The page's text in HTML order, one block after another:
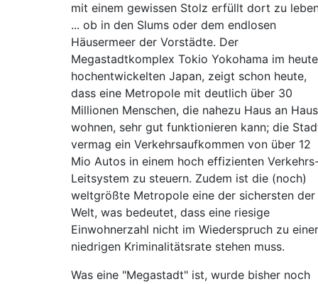
mit einem gewissen Stolz erfüllt dort zu
... ob in den Slums oder dem endlosen
Häusermeer der Vorstädte. Der
Megastadtkomplex Tokio Yokohama im heute
hochentwickelten Japan, zeigt schon heute,
dass eine Metropole mit deutlich über 30
Millionen Menschen, die nahezu Haus an Haus
wohnen, sehr gut funktionieren kann; die
vermag ein Verkehrsaufkommen von über 12
Mio Autos in einem hoch effizienten
Leitsystem zu steuern. Zudem ist die (noch)
weltgrößte Metropole eine der sichersten der
Welt, was bedeutet, dass eine riesige
Einwohnerzahl nicht im Wiederspruch zu einer
niedrigen Kriminalitätsrate stehen muss.
Was eine "Megastadt" ist, wurde bisher noch